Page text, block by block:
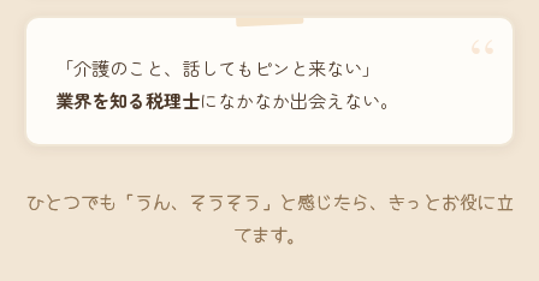
“
「介護のこと、話してもピンと来ない」
業界を知る税理士になかなか出会えない。
ひとつでも「うん、そうそう」と感じたら、きっとお役に立
てます。